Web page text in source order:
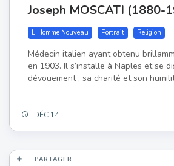
Joseph MOSCATI (1880-
L'Homme Nouveau Portrait Religion
Médecin italien ayant obtenu
en 1903. Il s’installe à Naples et se
dévouement , sa charité et son
DÉC 14
PARTAGER